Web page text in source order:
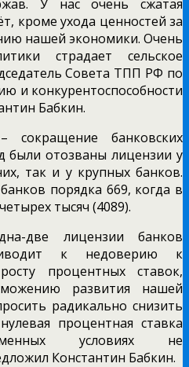
У нас очень сжатая
кроме ухода ценностей за
нашей экономики. Очень
страдает сельское
Совета ТПП РФ по
и конкурентоспособности
Бабкин.
банковских
были отозваны лицензии у
так и у крупных банков.
порядка 669, когда в
тысяч (4089).
две лицензии банков
к недоверию к
процентных ставок,
развития нашей
радикально снизить
процентная ставка
условиях не
Константин Бабкин.